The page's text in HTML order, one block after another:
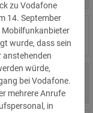
Wind Tre
zu Vodafone
14. September
Mobilfunkanbieter
wurde, dass sein
würde,
bei Vodafone.
mehrere Anrufe
in